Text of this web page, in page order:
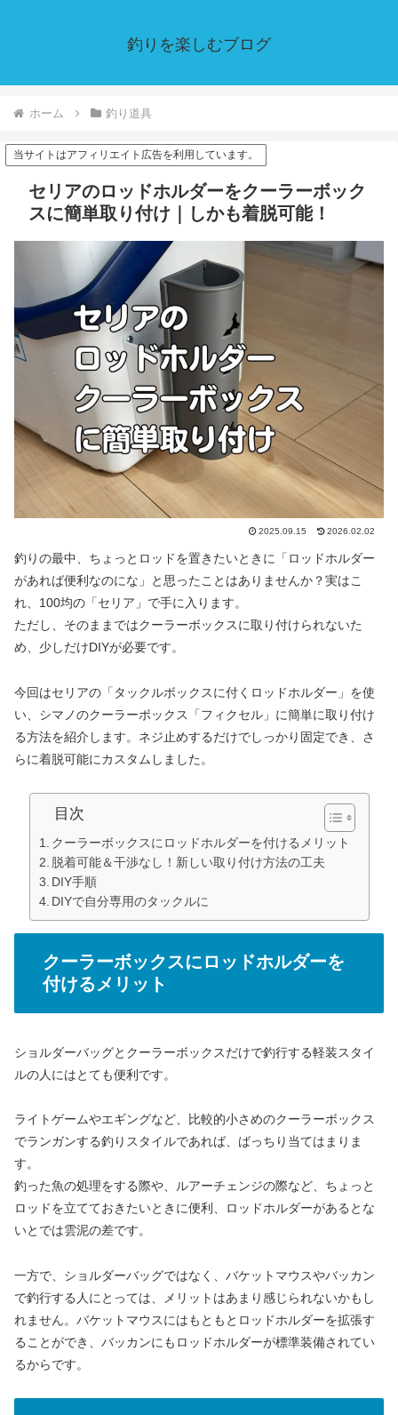
釣りを楽しむブログ
ホーム 釣り道具
当サイトはアフィリエイト広告を利用しています。
セリアのロッドホルダーをクーラーボック
スに簡単取り付け｜しかも着脱可能！
2025.09.15 2026.02.02
釣りの最中、ちょっとロッドを置きたいときに「ロッドホルダー
があれば便利なのにな」と思ったことはありませんか？実はこ
れ、100均の「セリア」で手に入ります。
ただし、そのままではクーラーボックスに取り付けられないた
め、少しだけDIYが必要です。
今回はセリアの「タックルボックスに付くロッドホルダー」を使
い、シマノのクーラーボックス「フィクセル」に簡単に取り付け
る方法を紹介します。ネジ止めするだけでしっかり固定でき、さ
らに着脱可能にカスタムしました。
目次
クーラーボックスにロッドホルダーを付けるメリット
脱着可能＆干渉なし！新しい取り付け方法の工夫
DIY手順
DIYで自分専用のタックルに
クーラーボックスにロッドホルダーを
付けるメリット
ショルダーバッグとクーラーボックスだけで釣行する軽装スタイ
ルの人にはとても便利です。
ライトゲームやエギングなど、比較的小さめのクーラーボックス
でランガンする釣りスタイルであれば、ばっちり当てはまりま
す。
釣った魚の処理をする際や、ルアーチェンジの際など、ちょっと
ロッドを立てておきたいときに便利、ロッドホルダーがあるとな
いとでは雲泥の差です。
一方で、ショルダーバッグではなく、バケットマウスやバッカン
で釣行する人にとっては、メリットはあまり感じられないかもし
れません。バケットマウスにはもともとロッドホルダーを拡張す
ることができ、バッカンにもロッドホルダーが標準装備されてい
るからです。